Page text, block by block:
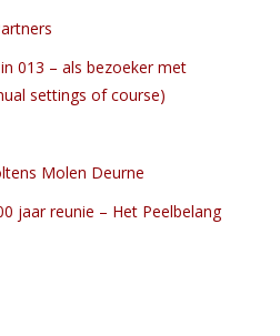
013 – als bezoeker met
settings of course)
Molen Deurne
jaar reunie – Het Peelbelang